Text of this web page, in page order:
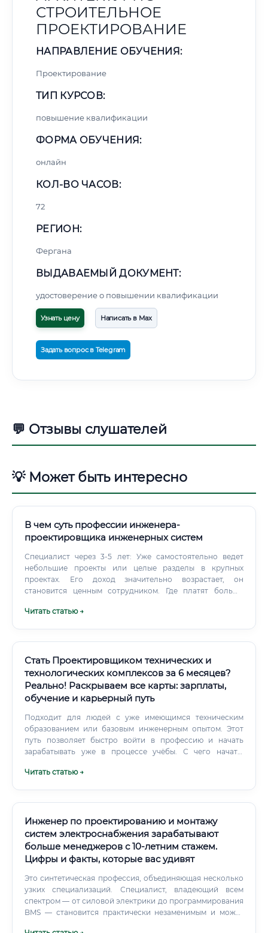
СТРОИТЕЛЬНОЕ
ПРОЕКТИРОВАНИЕ
НАПРАВЛЕНИЕ ОБУЧЕНИЯ:
Проектирование
ТИП КУРСОВ:
повышение квалификации
ФОРМА ОБУЧЕНИЯ:
онлайн
КОЛ-ВО ЧАСОВ:
72
РЕГИОН:
Фергана
ВЫДАВАЕМЫЙ ДОКУМЕНТ:
удостоверение о повышении квалификации
Узнать цену Написать в Max
Задать вопрос в Telegram
💬 Отзывы слушателей
💡 Может быть интересно
В чем суть профессии инженера-
проектировщика инженерных систем
Специалист через 3-5 лет: Уже самостоятельно ведет
небольшие проекты или целые разделы в крупных
проектах. Его доход значительно возрастает, он
становится ценным сотрудником. Где платят больше
девелоперские и строительные холдинги, проектные
Читать статью →
Стать Проектировщиком технических и
технологических комплексов за 6 месяцев?
Реально! Раскрываем все карты: зарплаты,
обучение и карьерный путь
Подходит для людей с уже имеющимся техническим
образованием или базовым инженерным опытом. Этот
путь позволяет быстро войти в профессию и начать
зарабатывать уже в процессе учёбы. С чего начать:
хотя бы базовые знания в области физики, математики,
нормативной базы (ГОСТ, СНиП) Выберите
специализированный курс и начните структурированное
обучение Какие курсы выбрать При выборе программы
обучения важно обращать внимание на несколько
ключевых параметров: наличие практических кейсов,
актуальность программы, наличие диплома или
удостоверения установленного образца, а также доступ
к базе трудоустройства.
Читать статью →
Инженер по проектированию и монтажу
систем электроснабжения зарабатывают
больше менеджеров с 10-летним стажем.
Цифры и факты, которые вас удивят
Это синтетическая профессия, объединяющая несколько
узких специализаций. Специалист, владеющий всем
спектром — от силовой электрики до программирования
BMS — становится практически незаменимым и может